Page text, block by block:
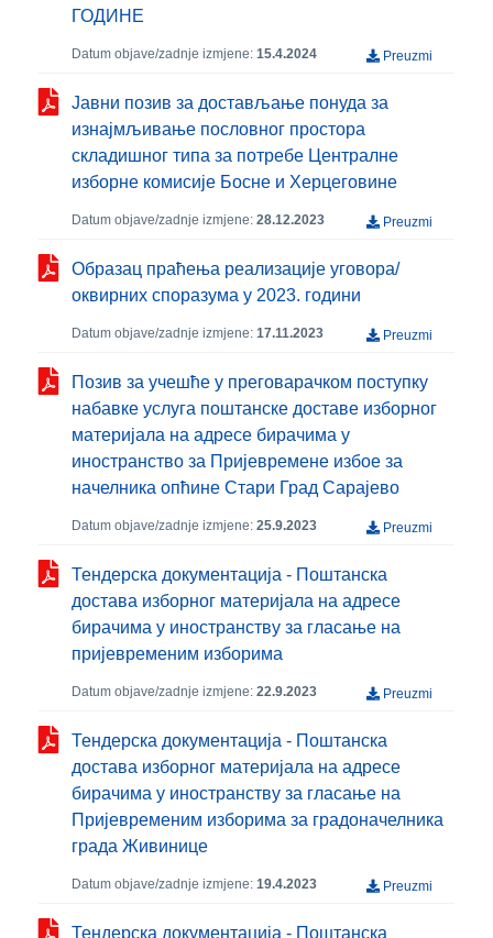
ГОДИНЕ
Datum objave/zadnje izmjene: 15.4.2024 Preuzmi
Јавни позив за достављање понуда за
изнајмљивање пословног простора
складишног типа за потребе Централне
изборне комисије Босне и Херцеговине
Datum objave/zadnje izmjene: 28.12.2023 Preuzmi
Образац праћења реализације уговора/
оквирних споразума у 2023. години
Datum objave/zadnje izmjene: 17.11.2023 Preuzmi
Позив за учешће у преговарачком поступку
набавке услуга поштанске доставе изборног
материјала на адресе бирачима у
иностранство за Пријевремене избое за
начелника опћине Стари Град Сарајево
Datum objave/zadnje izmjene: 25.9.2023 Preuzmi
Тендерска документација - Поштанска
достава изборног материјала на адресе
бирачима у иностранству за гласање на
пријевременим изборима
Datum objave/zadnje izmjene: 22.9.2023 Preuzmi
Тендерска документација - Поштанска
достава изборног материјала на адресе
бирачима у иностранству за гласање на
Пријевременим изборима за градоначелника
града Живинице
Datum objave/zadnje izmjene: 19.4.2023 Preuzmi
Тендерска документација - Поштанска